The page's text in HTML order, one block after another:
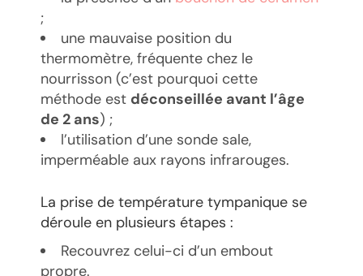
;
une mauvaise position du
thermomètre, fréquente chez le
nourrisson (c’est pourquoi cette
méthode est déconseillée avant l’âge
de 2 ans) ;
l’utilisation d’une sonde sale,
imperméable aux rayons infrarouges.
La prise de température tympanique se
déroule en plusieurs étapes :
Recouvrez celui-ci d’un embout
propre.